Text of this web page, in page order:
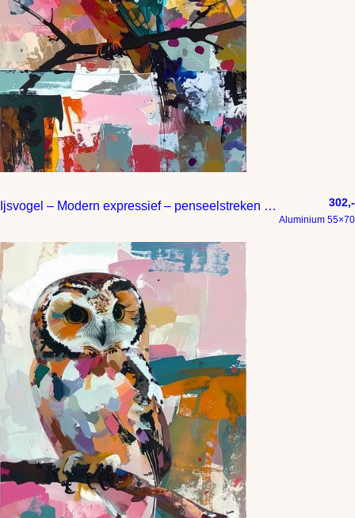
Ijsvogel – Modern expressief – penseelstreken en abstracte kleurige vlakken 302,-
Aluminium 55×70